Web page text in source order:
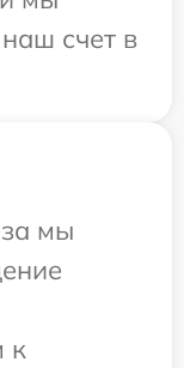
счет в
мы
к